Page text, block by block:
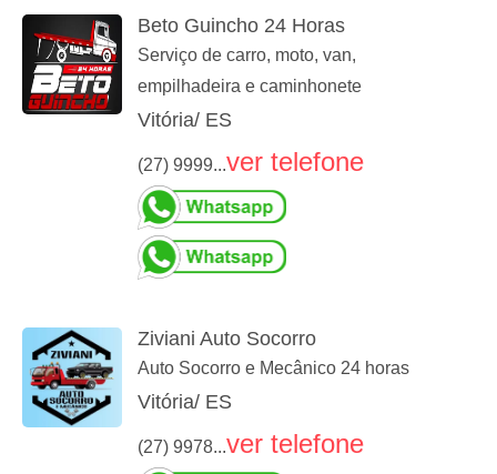
Beto Guincho 24 Horas
Serviço de carro, moto, van,
empilhadeira e caminhonete
Vitória/ ES
(27) 9999...ver telefone
Ziviani Auto Socorro
Auto Socorro e Mecânico 24 horas
Vitória/ ES
(27) 9978...ver telefone